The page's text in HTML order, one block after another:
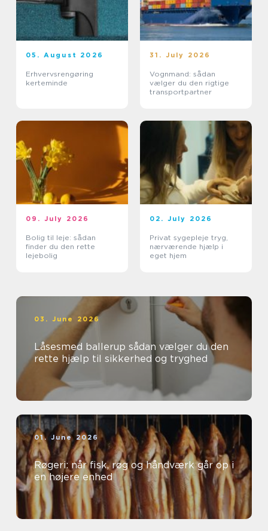
05. August 2026
Erhvervsrengøring
kerteminde
31. July 2026
Vognmand: sådan
vælger du den rigtige
transportpartner
09. July 2026
Bolig til leje: sådan
finder du den rette
lejebolig
02. July 2026
Privat sygepleje tryg,
nærværende hjælp i
eget hjem
03. June 2026
Låsesmed ballerup sådan vælger du den
rette hjælp til sikkerhed og tryghed
01. June 2026
Røgeri: når fisk, røg og håndværk går op i
en højere enhed